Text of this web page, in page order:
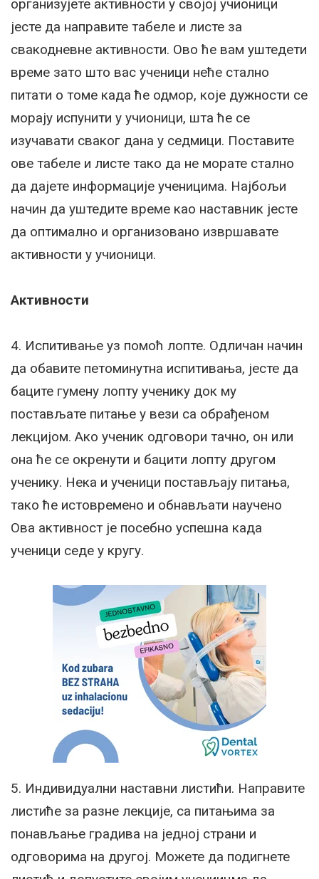
организујете активности у својој учионици
јесте да направите табеле и листе за
свакодневне активности. Ово ће вам уштедети
време зато што вас ученици неће стално
питати о томе када ће одмор, које дужности се
морају испунити у учионици, шта ће се
изучавати сваког дана у седмици. Поставите
ове табеле и листе тако да не морате стално
да дајете информације ученицима. Најбољи
начин да уштедите време као наставник јесте
да оптимално и организовано извршавате
активности у учионици.
Активности
4. Испитивање уз помоћ лопте. Одличан начин
да обавите петоминутна испитивања, јесте да
баците гумену лопту ученику док му
постављате питање у вези са обрађеном
лекцијом. Ако ученик одговори тачно, он или
она ће се окренути и бацити лопту другом
ученику. Нека и ученици постављају питања,
тако ће истовремено и обнављати научено
Ова активност је посебно успешна када
ученици седе у кругу.
5. Индивидуални наставни листићи. Направите
листиће за разне лекције, са питањима за
понављање градива на једној страни и
одговорима на другој. Можете да подигнете